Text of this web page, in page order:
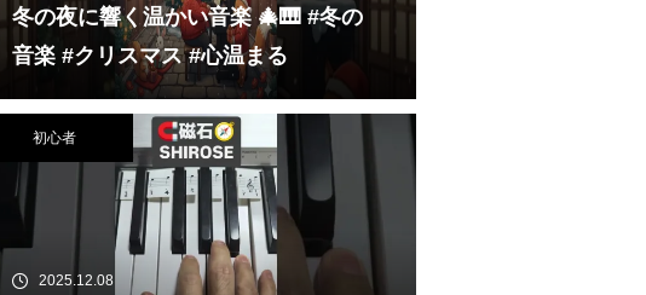
冬の夜に響く温かい音楽 🎄🎹 #冬の
音楽 #クリスマス #心温まる
初心者
2025.12.08